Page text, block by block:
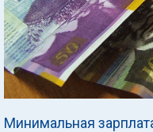
Минимальная